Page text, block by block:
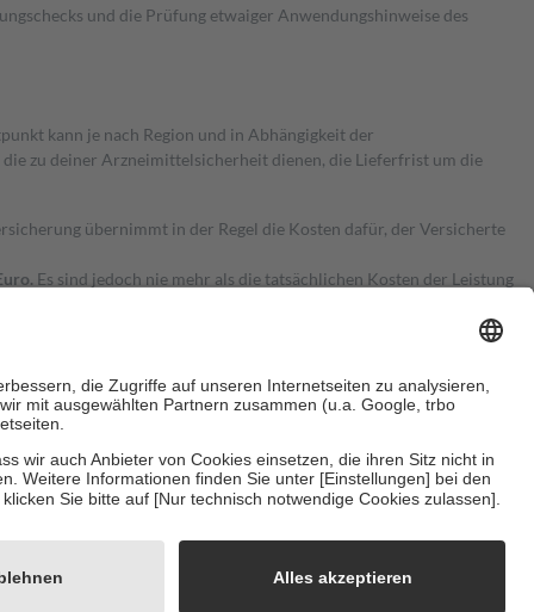
und die Prüfung etwaiger Anwendungshinweise des
kann je nach Region und in Abhängigkeit der
zu deiner Arzneimittelsicherheit dienen, die Lieferfrist um die
übernimmt in der Regel die Kosten dafür, der Versicherte
Es sind jedoch nie mehr als die tatsächlichen Kosten der Leistung
Zuzahlungen an bei: